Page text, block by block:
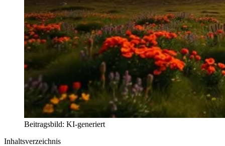
Beitragsbild: KI-generiert
Inhaltsverzeichnis